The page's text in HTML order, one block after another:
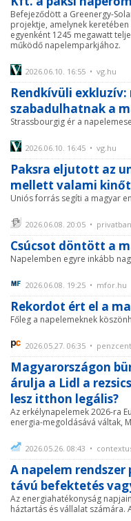
Befejeződött a Greenergy-
projektje, amelynek
egyenként 1245 megawatt
működő napelemparkjához.
2026.06.10. 16:55 • vg.hu
Rendkívüli
szabadulhatnak a
Strassbourgig ér a
2026.06.10. 16:45 • vg.hu
Paksra eljutott az
mellett valami
Uniós forrás segíti a magyar
2026.06.08. 20:05 •
Csúcsot döntött a
Napelemben egyre inkább
2026.06.08. 19:25 • mfor.hu
Rekordot ért el a
Főleg a napelemeknek
2026.05.27. 06:35 •
Magyarországon
árulja a Lidl a
lesz itthon legális?
Az erkélynapelemek 2026-ra
energia-megoldásává váltak,
2026.05.26. 08:43 •
A napelem rendszer
távú befektetés
Az energiahatékonyság
háztartás és vállalat számára.